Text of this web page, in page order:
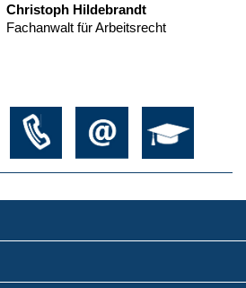
Christoph Hildebrandt
Fachanwalt für Arbeitsrecht